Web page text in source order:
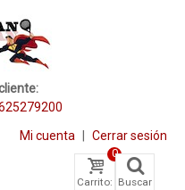
Mi cuenta Cerrar sesión
Carrito:
0
Buscar